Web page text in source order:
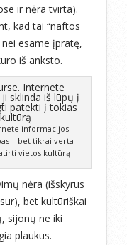
ir nėra tvirta).
kad tai “naftos
nei esame įpratę,
iš anksto.
informacijos
– bet tikrai verta
vietos kultūrą
nėra (išskyrus
bet kultūriškai
sijonų ne iki
plaukus.